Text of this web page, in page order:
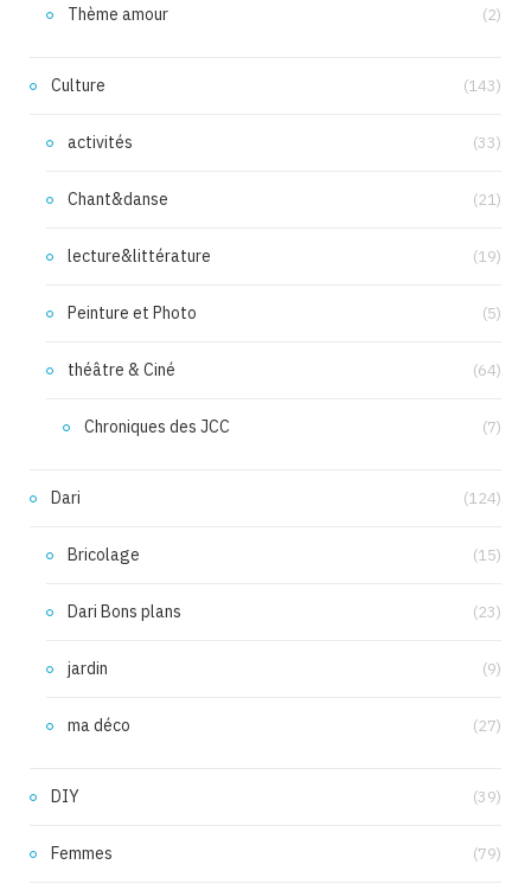
Thème amour (2)
Culture (143)
activités (33)
Chant&danse (21)
lecture&littérature (19)
Peinture et Photo (5)
théâtre & Ciné (64)
Chroniques des JCC (7)
Dari (124)
Bricolage (15)
Dari Bons plans (23)
jardin (9)
ma déco (27)
DIY (39)
Femmes (79)